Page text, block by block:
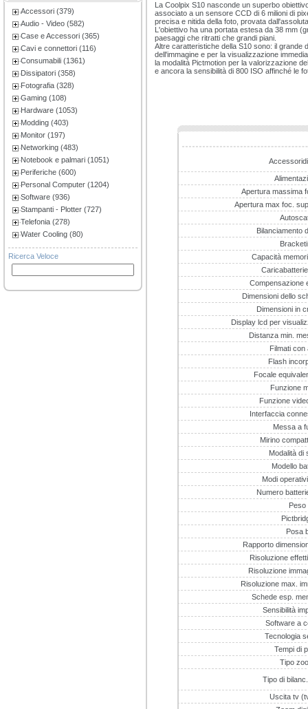
Accessori (379)
Audio - Video (582)
Case e Accessori (365)
Cavi e connettori (116)
Consumabili (1361)
Dissipatori (358)
Fotografia (328)
Gaming (108)
Hardware (1053)
Modding (403)
Monitor (197)
Networking (483)
Notebook e palmari (1051)
Periferiche (600)
Personal Computer (1204)
Software (936)
Stampanti - Plotter (727)
Telefonia (278)
Water Cooling (80)
Ricerca Veloce
La Coolpix S10 nasconde un superbo
associato a un sensore CCD di 6 milioni di
precisa e nitida della foto, provata
L'obiettivo ha una portata estesa da 38 mm
paesaggi che ritratti che grandi piani.
Altre caratteristiche della S10 sono: il grande
dell'immagine e per la visualizzazione
la modalità Pictmotion per la valorizzazione
e ancora la sensibilità di 800 ISO affinché le
Apertura massima
Apertura max foc.
Bilanciamento
Capacità
Compensazione
Dimensioni dello
Dimensioni in
Display lcd per
Distanza min.
Filmati con
Flash
Focale
Funzione
Funzione
Interfaccia
Messa a
Mirino
Modalità di
Modello
Modi
Numero
Peso
Posa
Rapporto
Risoluzione
Risoluzione
Risoluzione max.
Schede esp.
Sensibilità
Software a
Tecnologia
Tempi di
Tipo
Tipo di
Uscita tv